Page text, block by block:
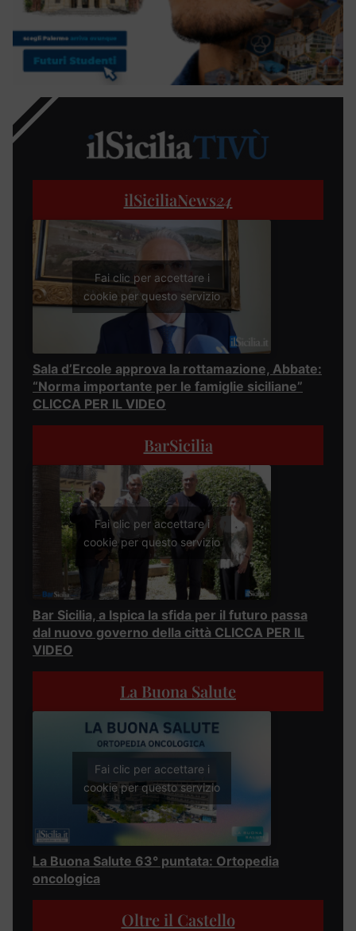
ilSiciliaNews24
Fai clic per accettare i
cookie per questo servizio
Sala d’Ercole approva la rottamazione, Abbate:
“Norma importante per le famiglie siciliane”
CLICCA PER IL VIDEO
BarSicilia
Fai clic per accettare i
cookie per questo servizio
Bar Sicilia, a Ispica la sfida per il futuro passa
dal nuovo governo della città CLICCA PER IL
VIDEO
La Buona Salute
Fai clic per accettare i
cookie per questo servizio
La Buona Salute 63° puntata: Ortopedia
oncologica
Oltre il Castello